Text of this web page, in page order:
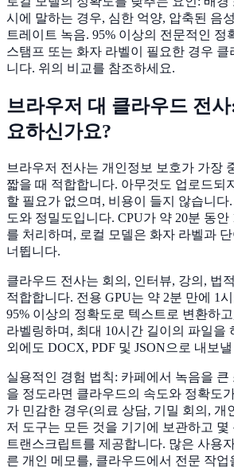
시에 말하는 경우, 심한 억양, 압축된 음
트레이트 녹음. 95% 이상의 전문적인 정
스탬프 또는 화자 라벨이 필요한 경우
니다. 위의 비교를 참조하세요.
브라우저 대 클라우드 전
요하신가요?
브라우저 전사는 개인정보 보호가 가장
짧을 때 적합합니다. 아무것도 업로드되
할 필요가 없으며, 비용이 들지 않습니다
도와 정밀도입니다. CPU가 약 20분 동
를 처리하며, 로컬 모델은 화자 라벨과
너뜁니다.
클라우드 전사는 회의, 인터뷰, 강의, 법
적합합니다. 전용 GPU는 약 2분 만에 1
95% 이상의 정확도로 텍스트로 변환하
라벨링하며, 최대 10시간 길이의 파일을
외에도 DOCX, PDF 및 JSON으로 내보
실용적인 경험 법칙: 카페에서 녹음을
을 정도라면 클라우드의 속도와 정확도
가 민감한 경우(의료 상담, 기밀 회의, 개
저 도구는 모든 것을 기기에 보관하고
트랜스크립트를 제공합니다. 많은 사용
른 개인 메모를, 클라우드에서 전문 작업